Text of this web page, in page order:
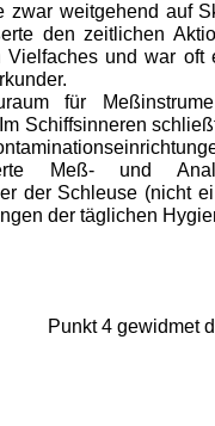
zwar weitgehend auf
den zeitlichen
und war oft
für
Schiffsinneren
Meß- und
der Schleuse (nicht
der täglichen
Punkt 4 gewidmet